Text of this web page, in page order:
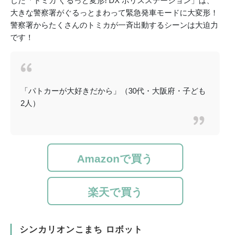
大きな警察署がぐるっとまわって緊急発車モードに大変形！
警察署からたくさんのトミカが一斉出動するシーンは大迫力
です！
「パトカーが大好きだから」（30代・大阪府・子ども
2人）
Amazonで買う
楽天で買う
シンカリオンこまち ロボット